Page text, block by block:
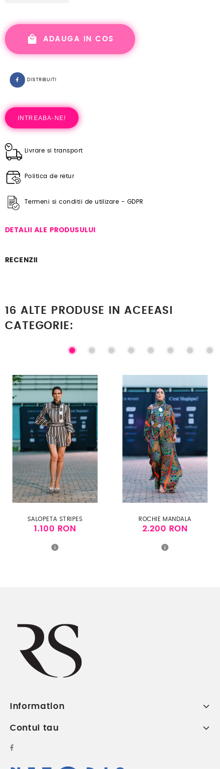
ADAUGA IN COS
DISTRIBUITI
INTREABA-NE!
Livrare si transport
Politica de retur
Termeni si conditii de utilizare - GDPR
DETALII ALE PRODUSULUI
RECENZII
16 ALTE PRODUSE IN ACEEASI
CATEGORIE:
SALOPETA STRIPES
Pret
1.100 RON
ROCHIE MANDALA
Pret
2.200 RON
Information
Contul tau